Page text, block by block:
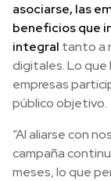
asociarse, las
beneficios que
integral tanto a
digitales. Lo que
empresas
público objetivo.
“Al aliarse con
campaña
meses, lo que